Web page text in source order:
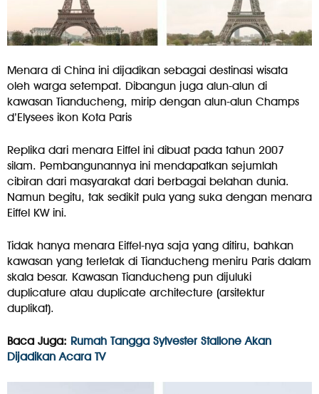
Menara di China ini dijadikan sebagai destinasi wisata
oleh warga setempat. Dibangun juga alun-alun di
kawasan Tianducheng, mirip dengan alun-alun Champs
d’Elysees ikon Kota Paris
Replika dari menara Eiffel ini dibuat pada tahun 2007
silam. Pembangunannya ini mendapatkan sejumlah
cibiran dari masyarakat dari berbagai belahan dunia.
Namun begitu, tak sedikit pula yang suka dengan menara
Eiffel KW ini.
Tidak hanya menara Eiffel-nya saja yang ditiru, bahkan
kawasan yang terletak di Tianducheng meniru Paris dalam
skala besar. Kawasan Tianducheng pun dijuluki
duplicature atau duplicate architecture (arsitektur
duplikat).
Baca Juga: Rumah Tangga Sylvester Stallone Akan
Dijadikan Acara TV